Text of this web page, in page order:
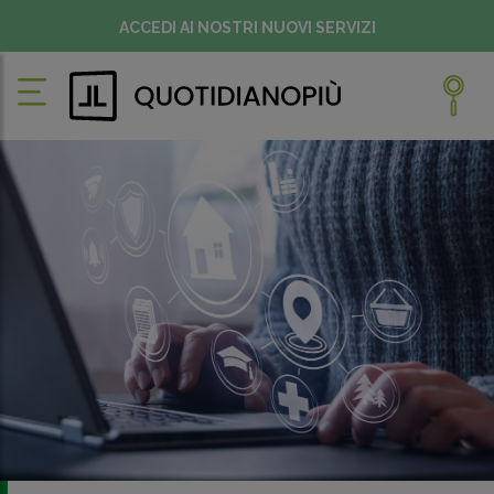
ACCEDI AI NOSTRI NUOVI SERVIZI